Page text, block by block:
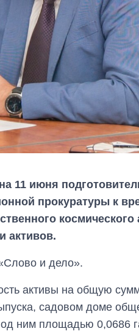
11 июня
прокуратуры к
космического
активов.
и дело».
активы на общую
садовом доме
ним площадью 0,0686